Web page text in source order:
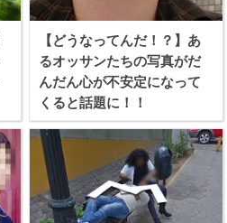
【どうなってんだ！？】あ
るオッサンたちの写真がだ
んだん心が不安定になって
くると話題に！！